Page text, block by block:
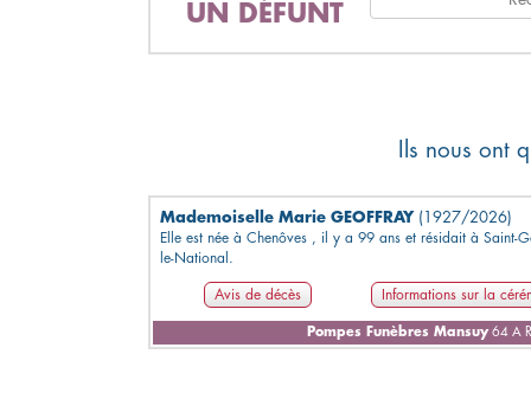
UN DÉFUNT
Ils nous ont
Mademoiselle Marie GEOFFRAY (1927/2026)
Elle est née à Chenôves , il y a 99 ans et résidait à Saint-
le-National.
Avis de décès Informations sur la
Pompes Funèbres Mansuy 64 A